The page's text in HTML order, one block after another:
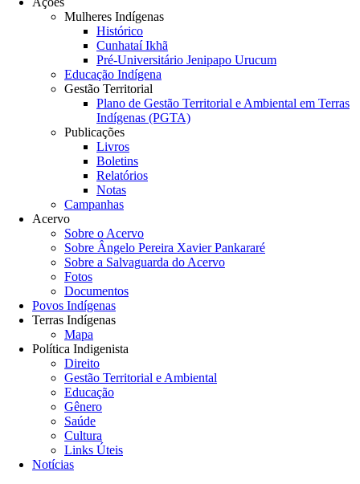
Mulheres Indígenas
Histórico
Cunhataí Ikhã
Pré-Universitário Jenipapo Urucum
Educação Indígena
Gestão Territorial
Plano de Gestão Territorial e Ambiental em Terras
Indígenas (PGTA)
Publicações
Livros
Boletins
Relatórios
Notas
Campanhas
Acervo
Sobre o Acervo
Sobre Ângelo Pereira Xavier Pankararé
Sobre a Salvaguarda do Acervo
Fotos
Documentos
Povos Indígenas
Terras Indígenas
Mapa
Política Indigenista
Direito
Gestão Territorial e Ambiental
Educação
Gênero
Saúde
Cultura
Links Úteis
Notícias